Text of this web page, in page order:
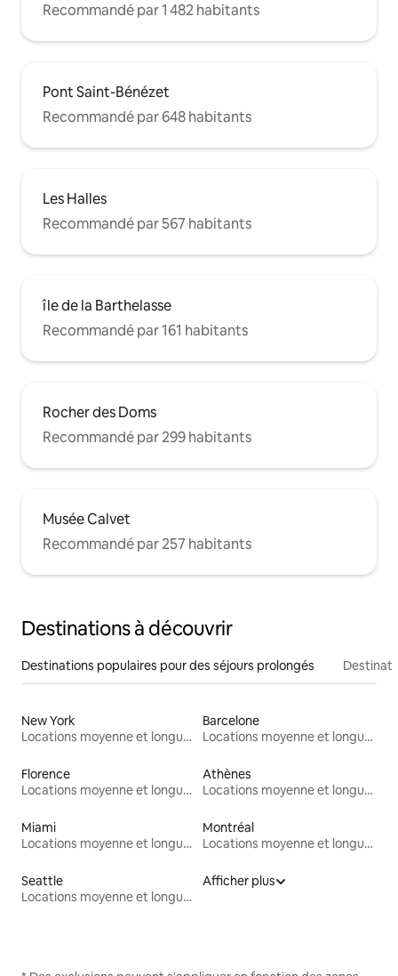
Recommandé par 1 482 habitants
Pont Saint-Bénézet
Recommandé par 648 habitants
Les Halles
Recommandé par 567 habitants
île de la Barthelasse
Recommandé par 161 habitants
Rocher des Doms
Recommandé par 299 habitants
Musée Calvet
Recommandé par 257 habitants
Destinations à découvrir
Destinations populaires pour des séjours prolongés
New York
Locations moyenne et longue durée
Barcelone
Locations moyenne et longue durée
Florence
Locations moyenne et longue durée
Athènes
Locations moyenne et longue durée
Miami
Locations moyenne et longue durée
Montréal
Locations moyenne et longue durée
Seattle
Locations moyenne et longue durée
Afficher plus